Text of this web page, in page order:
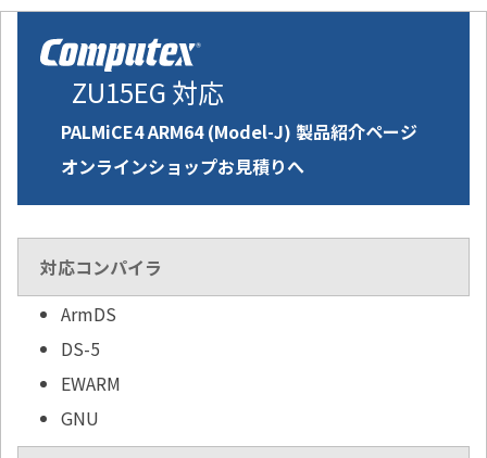
ZU15EG 対応
PALMiCE4 ARM64 (Model-J) 製品紹介ページ
オンラインショップお見積りへ
対応コンパイラ
ArmDS
DS-5
EWARM
GNU